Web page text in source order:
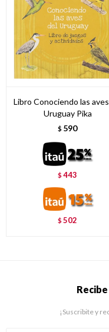
Libro Conociendo las
Uruguay Pika
$ 590
$443
$502
¡Suscribite y